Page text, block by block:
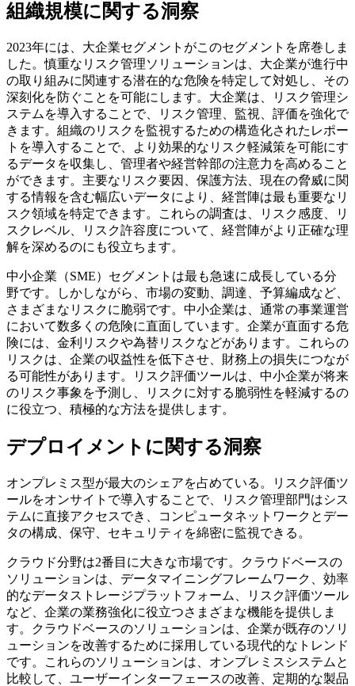
組織規模に関する洞察
2023年には、大企業セグメントがこのセグメントを席巻しま
した。慎重なリスク管理ソリューションは、大企業が進行中
の取り組みに関連する潜在的な危険を特定して対処し、その
深刻化を防ぐことを可能にします。大企業は、リスク管理シ
ステムを導入することで、リスク管理、監視、評価を強化で
きます。組織のリスクを監視するための構造化されたレポー
トを導入することで、より効果的なリスク軽減策を可能にす
るデータを収集し、管理者や経営幹部の注意力を高めること
ができます。主要なリスク要因、保護方法、現在の脅威に関
する情報を含む幅広いデータにより、経営陣は最も重要なリ
スク領域を特定できます。これらの調査は、リスク感度、リ
スクレベル、リスク許容度について、経営陣がより正確な理
解を深めるのにも役立ちます。
中小企業（SME）セグメントは最も急速に成長している分
野です。しかしながら、市場の変動、調達、予算編成など、
さまざまなリスクに脆弱です。中小企業は、通常の事業運営
において数多くの危険に直面しています。企業が直面する危
険には、金利リスクや為替リスクなどがあります。これらの
リスクは、企業の収益性を低下させ、財務上の損失につなが
る可能性があります。リスク評価ツールは、中小企業が将来
のリスク事象を予測し、リスクに対する脆弱性を軽減するの
に役立つ、積極的な方法を提供します。
デプロイメントに関する洞察
オンプレミス型が最大のシェアを占めている。リスク評価ツ
ールをオンサイトで導入することで、リスク管理部門はシス
テムに直接アクセスでき、コンピュータネットワークとデー
タの構成、保守、セキュリティを綿密に監視できる。
クラウド分野は2番目に大きな市場です。クラウドベースの
ソリューションは、データマイニングフレームワーク、効率
的なデータストレージプラットフォーム、リスク評価ツール
など、企業の業務強化に役立つさまざまな機能を提供しま
す。クラウドベースのソリューションは、企業が既存のソリ
ューションを改善するために採用している現代的なトレンド
です。これらのソリューションは、オンプレミスシステムと
比較して、ユーザーインターフェースの改善、定期的な製品